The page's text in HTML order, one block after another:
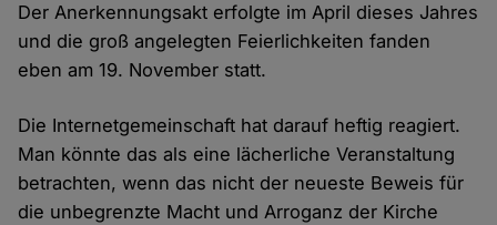
Der Anerkennungsakt erfolgte im April dieses Jahres
und die groß angelegten Feierlichkeiten fanden
eben am 19. November statt.
Die Internetgemeinschaft hat darauf heftig reagiert.
Man könnte das als eine lächerliche Veranstaltung
betrachten, wenn das nicht der neueste Beweis für
die unbegrenzte Macht und Arroganz der Kirche